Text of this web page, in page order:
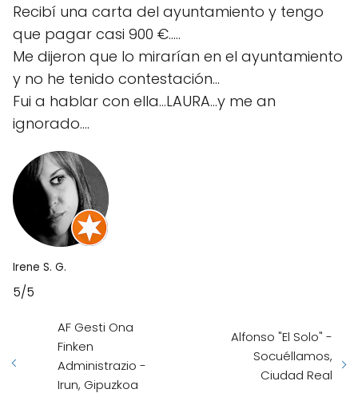
Recibí una carta del ayuntamiento y tengo
que pagar casi 900 €.....
Me dijeron que lo mirarían en el ayuntamiento
y no he tenido contestación...
Fui a hablar con ella...LAURA...y me an
ignorado....
Irene S. G.
5/5
AF Gesti Ona
Finken
Administrazio -
Irun, Gipuzkoa
Alfonso "El Solo" -
Socuéllamos,
Ciudad Real